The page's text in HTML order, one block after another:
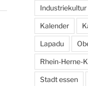
Industriekultur
Kalender
Lapadu
Rhein-Herne-
Stadt essen